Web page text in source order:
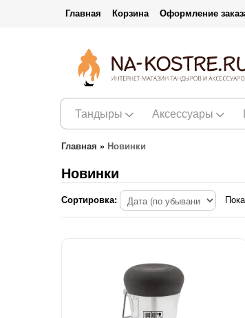
Главная Корзина Оформление
Тандыры Аксессуары
Главная » Новинки
Новинки
Сортировка: